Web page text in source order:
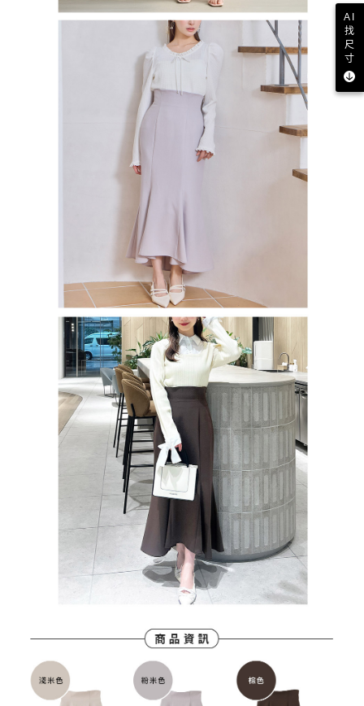
AI
找
尺
寸